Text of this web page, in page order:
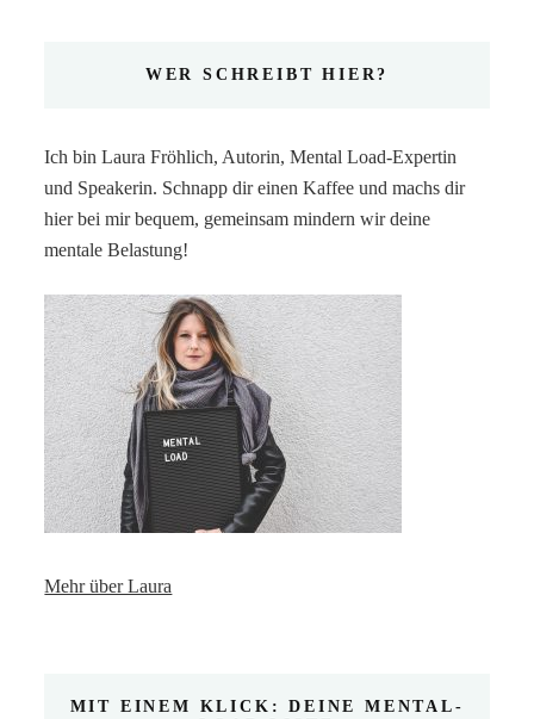
WER SCHREIBT HIER?
Ich bin Laura Fröhlich, Autorin, Mental Load-Expertin
und Speakerin. Schnapp dir einen Kaffee und machs dir
hier bei mir bequem, gemeinsam mindern wir deine
mentale Belastung!
Mehr über Laura
MIT EINEM KLICK: DEINE MENTAL-